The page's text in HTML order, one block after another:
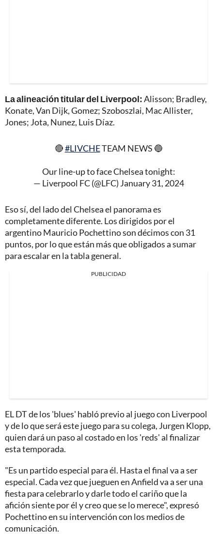
La alineación titular del Liverpool:Alisson; Bradley,
Konate, Van Dijk, Gomez; Szoboszlai, Mac Allister,
Jones; Jota, Nunez, Luis Díaz.
🔴#LIVCHETEAM NEWS 🔵
Our line-up to face Chelsea tonight:
— Liverpool FC (@LFC) January 31, 2024
Eso sí, del lado del Chelsea el panorama es
completamente diferente. Los dirigidos por el
argentino Mauricio Pochettino son décimos con 31
puntos, por lo que están más que obligados a sumar
para escalar en la tabla general.
PUBLICIDAD
EL DT de los 'blues' habló previo al juego con Liverpool
y de lo que será este juego para su colega, Jurgen Klopp,
quien dará un paso al costado en los 'reds' al finalizar
esta temporada.
"Es un partido especial para él. Hasta el final va a ser
especial. Cada vez que jueguen en Anfield va a ser una
fiesta para celebrarlo y darle todo el cariño que la
afición siente por él y creo que se lo merece", expresó
Pochettino en su intervención con los medios de
comunicación.